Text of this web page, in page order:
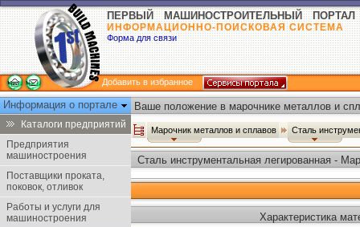
ПЕРВЫЙ МАШИНОСТРОИТЕЛЬНЫЙ ПОРТАЛ
ИНФОРМАЦИОННО-ПОИСКОВАЯ СИСТЕМА
Форма для связи
Добавить в избранное
Информация о портале
Каталоги предприятий
Предприятия
машиностроения
Поставщики проката,
поковок, отливок
Работы и услуги для
машиностроения
Ваше положение в марочнике металлов и
Марочник металлов и сплавов Сталь
Сталь инструментальная легированная -
Характеристика